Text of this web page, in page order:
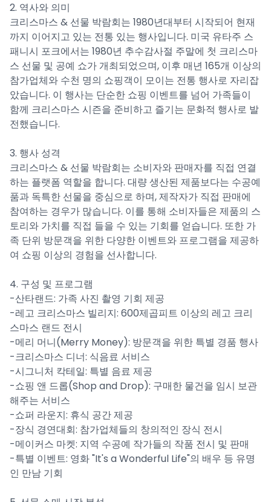
2. 역사와 의미
크리스마스 & 선물 박람회는 1980년대부터 시작되어 현재
까지 이어지고 있는 전통 있는 행사입니다. 미국 유타주 스
패니시 포크에서는 1980년 추수감사절 주말에 첫 크리스마
스 선물 및 공예 쇼가 개최되었으며, 이후 매년 165개 이상의
참가업체와 수천 명의 쇼핑객이 모이는 전통 행사로 자리잡
았습니다. 이 행사는 단순한 쇼핑 이벤트를 넘어 가족들이
함께 크리스마스 시즌을 준비하고 즐기는 문화적 행사로 발
전했습니다.
3. 행사 성격
크리스마스 & 선물 박람회는 소비자와 판매자를 직접 연결
하는 플랫폼 역할을 합니다. 대량 생산된 제품보다는 수공예
품과 독특한 선물을 중심으로 하며, 제작자가 직접 판매에
참여하는 경우가 많습니다. 이를 통해 소비자들은 제품의 스
토리와 가치를 직접 들을 수 있는 기회를 얻습니다. 또한 가
족 단위 방문객을 위한 다양한 이벤트와 프로그램을 제공하
여 쇼핑 이상의 경험을 선사합니다.
4. 구성 및 프로그램
-산타랜드: 가족 사진 촬영 기회 제공
-레고 크리스마스 빌리지: 600제곱피트 이상의 레고 크리
스마스 랜드 전시
-메리 머니(Merry Money): 방문객을 위한 특별 경품 행사
-크리스마스 디너: 식음료 서비스
-시그니처 칵테일: 특별 음료 제공
-쇼핑 앤 드롭(Shop and Drop): 구매한 물건을 임시 보관
해주는 서비스
-쇼퍼 라운지: 휴식 공간 제공
-장식 경연대회: 참가업체들의 창의적인 장식 전시
-메이커스 마켓: 지역 수공예 작가들의 작품 전시 및 판매
-특별 이벤트: 영화 "It's a Wonderful Life"의 배우 등 유명
인 만남 기회